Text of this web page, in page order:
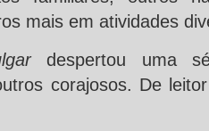
mais em atividades
despertou uma
corajosos. De